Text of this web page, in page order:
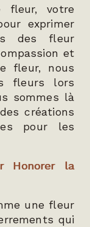
fleur, votre
exprimer
des fleur
et
fleur, nous
fleurs lors
sommes là
créations
pour les
Honorer la
une fleur
qui